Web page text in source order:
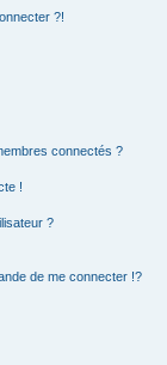
?!
connectés ?
!
?
de me connecter !?